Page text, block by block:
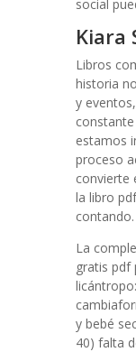
social
Kiara
Libros
historia
y
estamos
proceso
convierte
la libro
contando.
La
gratis pdf
y bebé
40) falta